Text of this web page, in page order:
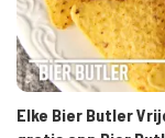
Elke Bier Butler